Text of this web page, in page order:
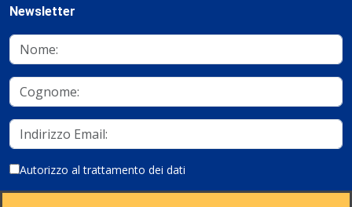
Newsletter
Autorizzo al trattamento dei dati